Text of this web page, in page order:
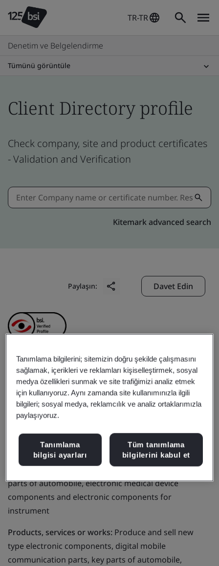
TR-TR
Denetim ve Belgelendirme
Tümünü görüntüle
Client Directory profile
Check company, site and product certificates
- Validation and Verification
Kitemark advanced search
Paylaşın: Davet Edin
Guangdong Cathay Tat
Ming Precision Metal
Products Co., Ltd.
Business scope:Produce and sell new type electronic
components, digital mobile communication parts, key
parts of automobile, electronic medical device
components and electronic components for
instrument
Products, services or works: Produce and sell new
type electronic components, digital mobile
communication parts, key parts of automobile,
Tanımlama bilgilerini; sitemizin doğru şekilde çalışmasını
sağlamak, içerikleri ve reklamları kişiselleştirmek, sosyal
medya özellikleri sunmak ve site trafiğimizi analiz etmek
için kullanıyoruz. Aynı zamanda site kullanımınızla ilgili
bilgileri; sosyal medya, reklamcılık ve analiz ortaklarımızla
paylaşıyoruz.
Tanımlama
bilgisi ayarları
Tüm tanımlama
bilgilerini kabul et